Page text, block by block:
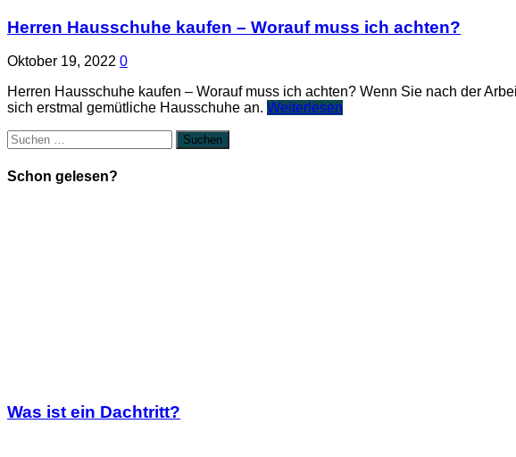
Herren Hausschuhe kaufen – Worauf muss ich achten?
Oktober 19, 2022 0
Herren Hausschuhe kaufen – Worauf muss ich achten? Wenn Sie nach der
sich erstmal gemütliche Hausschuhe an. Weiterlesen
Suchen
nach:
Schon gelesen?
Was ist ein Dachtritt?